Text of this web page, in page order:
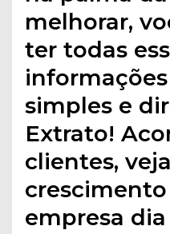
melhorar,
ter todas
simples e
Extrato!
clientes,
crescimento
empresa